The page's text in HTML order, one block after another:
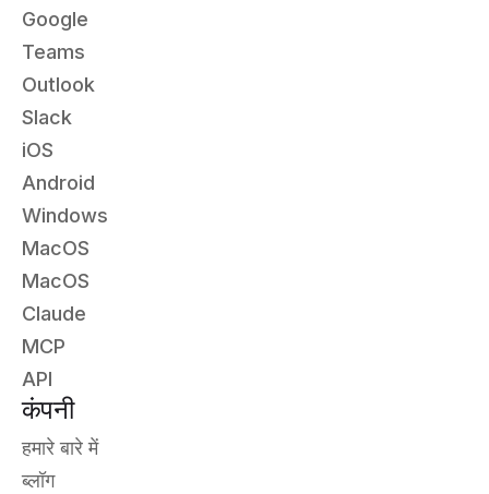
Google
Teams
Outlook
Slack
iOS
Android
Windows
MacOS
MacOS
Claude
MCP
API
कंपनी
हमारे बारे में
ब्लॉग